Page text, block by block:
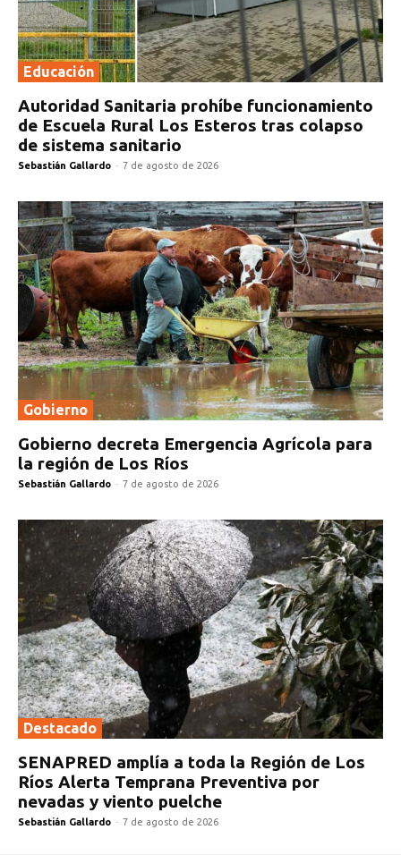
Educación
Autoridad Sanitaria prohíbe funcionamiento
de Escuela Rural Los Esteros tras colapso
de sistema sanitario
Sebastián Gallardo - 7 de agosto de 2026
Gobierno
Gobierno decreta Emergencia Agrícola para
la región de Los Ríos
Sebastián Gallardo - 7 de agosto de 2026
Destacado
SENAPRED amplía a toda la Región de Los
Ríos Alerta Temprana Preventiva por
nevadas y viento puelche
Sebastián Gallardo - 7 de agosto de 2026